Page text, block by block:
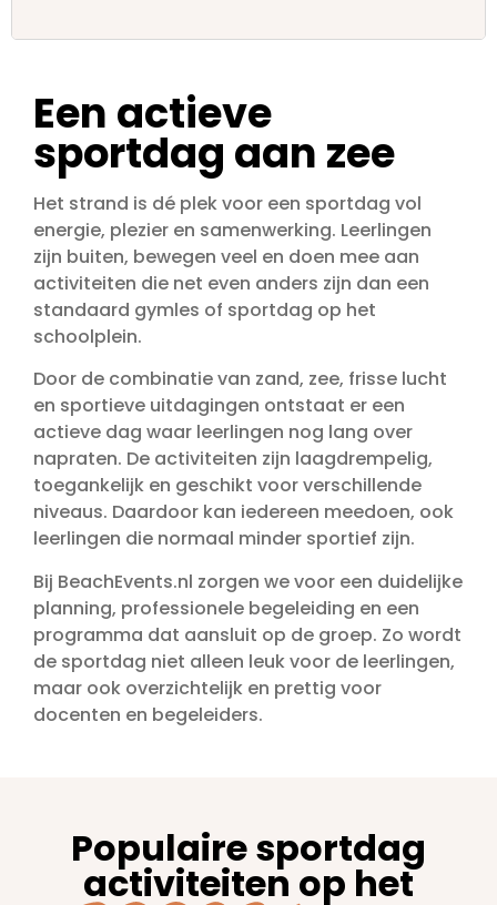
Een actieve
sportdag aan zee
Het strand is dé plek voor een sportdag vol
energie, plezier en samenwerking. Leerlingen
zijn buiten, bewegen veel en doen mee aan
activiteiten die net even anders zijn dan een
standaard gymles of sportdag op het
schoolplein.
Door de combinatie van zand, zee, frisse lucht
en sportieve uitdagingen ontstaat er een
actieve dag waar leerlingen nog lang over
napraten. De activiteiten zijn laagdrempelig,
toegankelijk en geschikt voor verschillende
niveaus. Daardoor kan iedereen meedoen, ook
leerlingen die normaal minder sportief zijn.
Bij BeachEvents.nl zorgen we voor een duidelijke
planning, professionele begeleiding en een
programma dat aansluit op de groep. Zo wordt
de sportdag niet alleen leuk voor de leerlingen,
maar ook overzichtelijk en prettig voor
docenten en begeleiders.
Populaire sportdag
activiteiten op het